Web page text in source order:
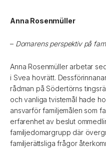
Anna Rosenmüller
– Domarensperspektiv på
Anna Rosenmüller arbetar
i Svea hovrätt.
rådman på Södertörns
och vanliga tvistemål hade
ansvarför familjemålen som
erfarenhet av beslut
familjedomargrupp där
familjerättsliga frågor